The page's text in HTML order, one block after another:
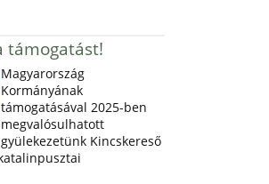
támogatást!
Magyarország
Kormányának
támogatásával 2025-ben
megvalósulhatott
gyülekezetünk Kincskereső